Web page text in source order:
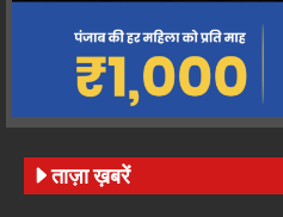
ताज़ा ख़बरें